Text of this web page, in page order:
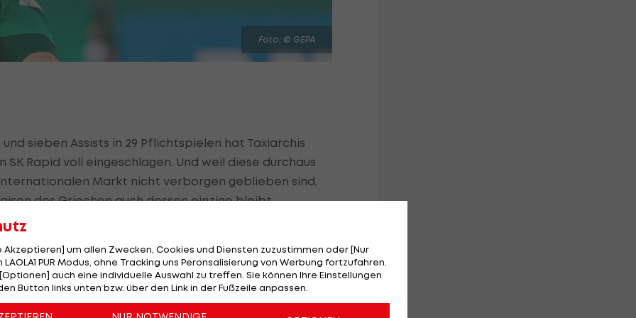
Foto: © GEPA
sieben Assists in 29 Pflichtspielen hat Taxiarchis
Rapid voll eingeschlagen. Und weil diese durchaus
Markt nicht verborgen geblieben sind,
des Griechen auch dessen einzige bleibt.
des
Ligen des Kontinents aber langsam erst so richtig
Gerüchte um Fountas auf.
Vereine aus derSerie Aein Auge auf den
Akzeptieren] um allen Zwecken, Cookies und Diensten zuzustimmen oder [Nur
PUR Modus, ohne Tracking uns Peronsalisierung von Werbung fortzufahren.
auch eine individuelle Auswahl zu treffen. Sie können Ihre Einstellungen
Button links unten bzw. über den Link in der Fußzeile anpassen.